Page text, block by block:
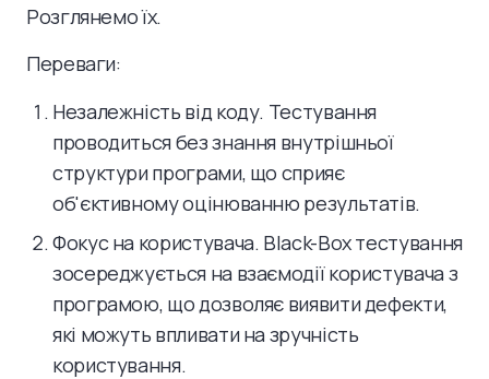
Розглянемо їх.
Переваги:
Незалежність від коду. Тестування
проводиться без знання внутрішньої
структури програми, що сприяє
об'єктивному оцінюванню результатів.
Фокус на користувача. Black-Box тестування
зосереджується на взаємодії користувача з
програмою, що дозволяє виявити дефекти,
які можуть впливати на зручність
користування.